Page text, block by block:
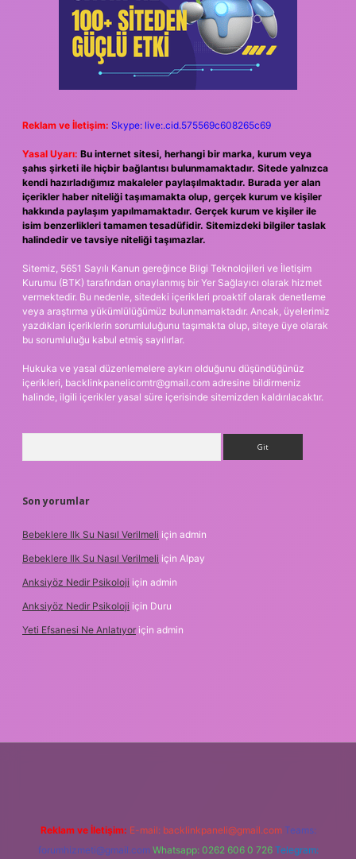
Reklam ve İletişim: Skype: live:.cid.575569c608265c69
Yasal Uyarı: Bu internet sitesi, herhangi bir marka, kurum veya
şahıs şirketi ile hiçbir bağlantısı bulunmamaktadır. Sitede yalnızca
kendi hazırladığımız makaleler paylaşılmaktadır. Burada yer alan
içerikler haber niteliği taşımamakta olup, gerçek kurum ve kişiler
hakkında paylaşım yapılmamaktadır. Gerçek kurum ve kişiler ile
isim benzerlikleri tamamen tesadüfidir. Sitemizdeki bilgiler taslak
halindedir ve tavsiye niteliği taşımazlar.
Sitemiz, 5651 Sayılı Kanun gereğince Bilgi Teknolojileri ve İletişim
Kurumu (BTK) tarafından onaylanmış bir Yer Sağlayıcı olarak hizmet
vermektedir. Bu nedenle, sitedeki içerikleri proaktif olarak denetleme
veya araştırma yükümlülüğümüz bulunmamaktadır. Ancak, üyelerimiz
yazdıkları içeriklerin sorumluluğunu taşımakta olup, siteye üye olarak
bu sorumluluğu kabul etmiş sayılırlar.
Hukuka ve yasal düzenlemelere aykırı olduğunu düşündüğünüz
içerikleri, backlinkpanelicomtr@gmail.com adresine bildirmeniz
halinde, ilgili içerikler yasal süre içerisinde sitemizden kaldırılacaktır.
Son yorumlar
Bebeklere Ilk Su Nasıl Verilmeli için admin
Bebeklere Ilk Su Nasıl Verilmeli için Alpay
Anksiyöz Nedir Psikoloji için admin
Anksiyöz Nedir Psikoloji için Duru
Yeti Efsanesi Ne Anlatıyor için admin
Reklam ve İletişim: E-mail: backlinkpaneli@gmail.com Teams:
forumhizmeti@gmail.com Whatsapp: 0262 606 0 726 Telegram: